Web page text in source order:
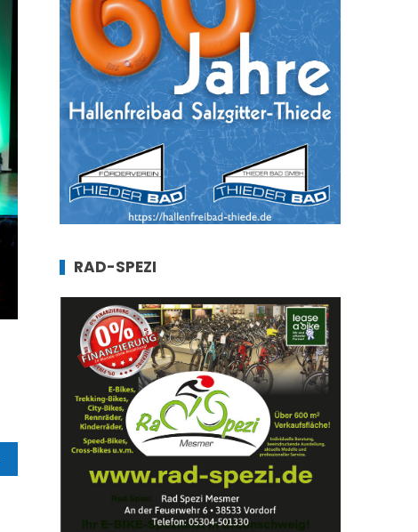
RAD-SPEZI